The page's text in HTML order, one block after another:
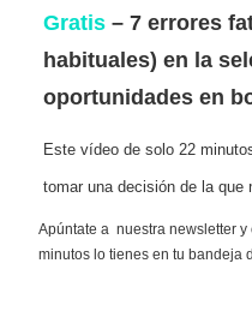
Gratis – 7 errores
habituales) en la
oportunidades en
Este vídeo de solo 22
tomar una decisión de la que
Apúntate a nuestra newsletter y
minutos lo tienes en tu bandeja